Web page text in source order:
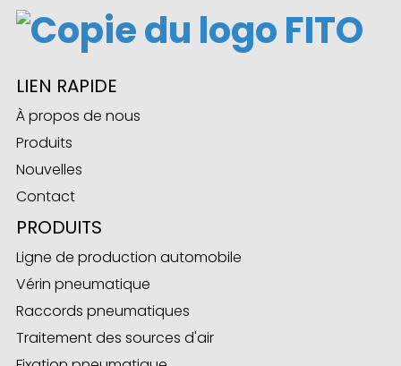
LIEN RAPIDE
À propos de nous
Produits
Nouvelles
Contact
PRODUITS
Ligne de production automobile
Vérin pneumatique
Raccords pneumatiques
Traitement des sources d'air